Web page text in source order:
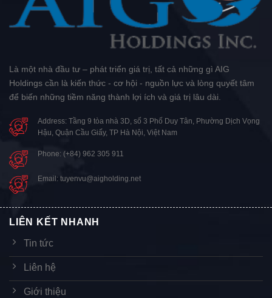
Là một nhà đầu tư – phát triển giá trị, tất cả những gì AIG
Holdings cần là kiến thức - cơ hội - nguồn lực và lòng quyết tâm
để biến những tiềm năng thành lợi ích và giá trị lâu dài.
Address: Tầng 9 tòa nhà 3D, số 3 Phố Duy Tân, Phường Dịch Vọng
Hậu, Quận Cầu Giấy, TP Hà Nội, Việt Nam
Phone: (+84) 962 305 911
Email: tuyenvu@aigholding.net
LIÊN KẾT NHANH
Tin tức
Liên hệ
Giới thiệu